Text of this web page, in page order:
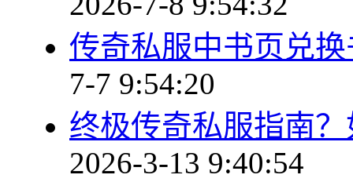
传奇私服中书页兑
7-7 9:54:20
终极传奇私服指南
2026-3-13 9:40:54